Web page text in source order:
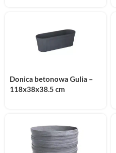
Donica betonowa Gulia –
118x38x38.5 cm